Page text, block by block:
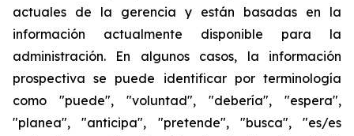
actuales de la gerencia y están basadas en la
información actualmente disponible para la
administración. En algunos casos, la información
prospectiva se puede identificar por terminología
como "puede", "voluntad", "debería", "espera",
"planea", "anticipa", "pretende", "busca", "es/es